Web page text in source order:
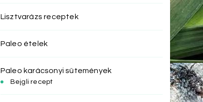
Lisztvarázs receptek
Paleo ételek
Paleo karácsonyi sütemények
Bejgli recept